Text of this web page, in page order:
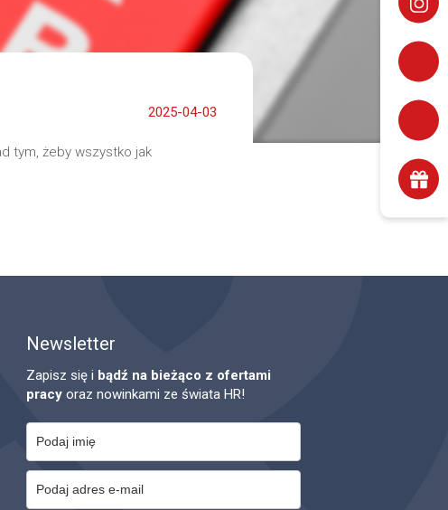
2025-04-03
tym, żeby wszystko jak
Newsletter
Zapisz się i bądź na bieżąco z ofertami
pracy oraz nowinkami ze świata HR!